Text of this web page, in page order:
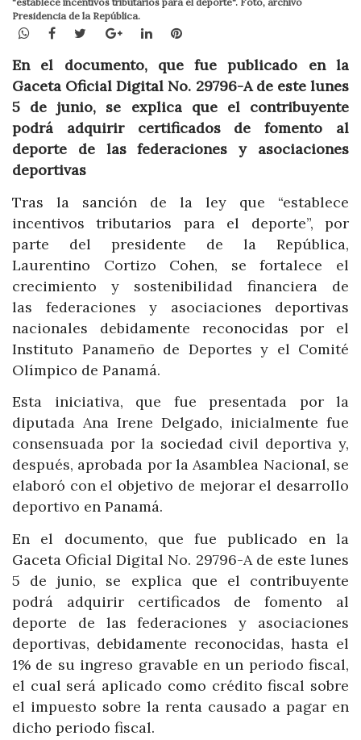
Presidencia de la República.
WhatsApp
Facebook
TwitterGoogle+LinkedInPinterest
En el documento, que fue publicado en la
Gaceta Oficial Digital No. 29796-A de este lunes
5 de junio, se explica que el contribuyente
podrá adquirir certificados de fomento al
deporte de las federaciones y asociaciones
deportivas
Tras la sanción de la ley que “establece
incentivos tributarios para el deporte”, por
parte del presidente de la República,
Laurentino Cortizo Cohen, se fortalece el
crecimiento y sostenibilidad financiera de
las federaciones y asociaciones deportivas
nacionales debidamente reconocidas por el
Instituto Panameño de Deportes y el Comité
Olímpico de Panamá.
Esta iniciativa, que fue presentada por la
diputada Ana Irene Delgado, inicialmente fue
consensuada por la sociedad civil deportiva y,
después, aprobada por la Asamblea Nacional, se
elaboró con el objetivo de mejorar el desarrollo
deportivo en Panamá.
En el documento, que fue publicado en la
Gaceta Oficial Digital No. 29796-A de este lunes
5 de junio, se explica que el contribuyente
podrá adquirir certificados de fomento al
deporte de las federaciones y asociaciones
deportivas, debidamente reconocidas, hasta el
1% de su ingreso gravable en un periodo fiscal,
el cual será aplicado como crédito fiscal sobre
el impuesto sobre la renta causado a pagar en
dicho periodo fiscal.